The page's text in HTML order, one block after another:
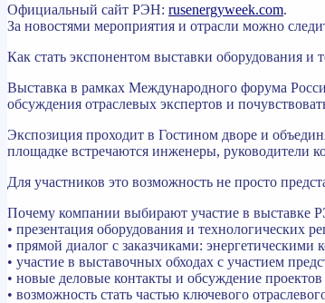
Официальный сайт РЭН: rusenergyweek.com.
За новостями мероприятия и отрасли можно
Как стать экспонентом выставки оборудования
Выставка в рамках Международного форума
обсуждения отраслевых экспертов и
Экспозиция проходит в Гостином дворе и
площадке встречаются инженеры, руководители
Для участников это возможность не просто
Почему компании выбирают участие в выставке
• презентация оборудования и технологических
• прямой диалог с заказчиками:
• участие в выставочных обходах с участием
• новые деловые контакты и обсуждение
• возможность стать частью ключевого